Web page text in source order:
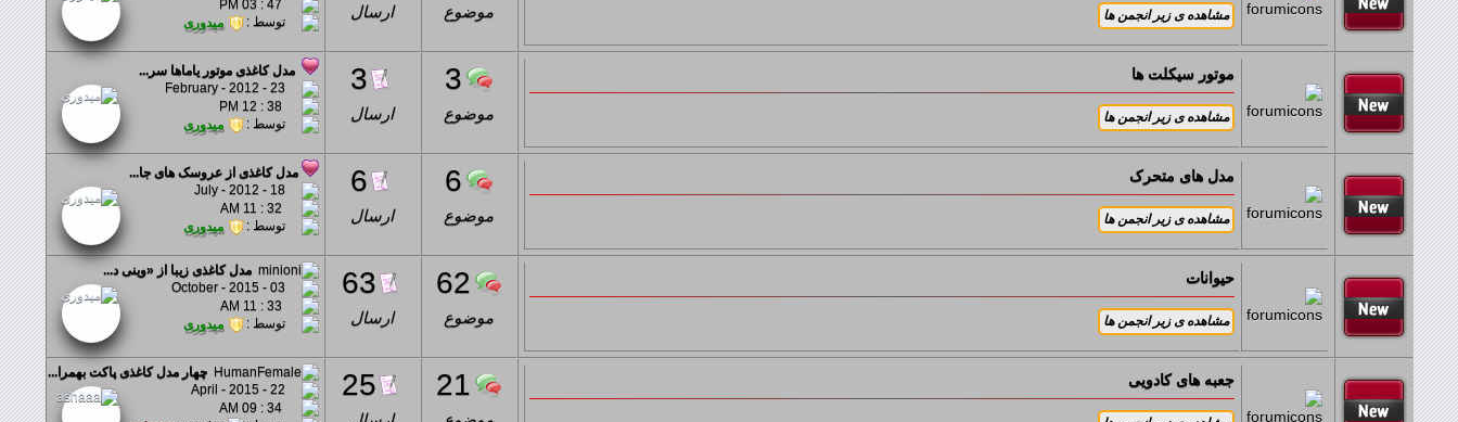
موضوع ارسال
توسط :
میدوری
موتور سیکلت ها 3
موضوع
3
ارسال
مدل کاغذی موتور یاماها سر...
توسط :
میدوری
مدل های متحرک 6
موضوع
6
ارسال
مدل کاغذی از عروسک های جا...
توسط :
میدوری
حیوانات 62
موضوع
63
ارسال
مدل کاغذی زیبا از «وینی د...
توسط :
میدوری
جعبه های کادویی 21
25
چهار مدل کاغذی پاکت بهمرا...
34 : 09 AM